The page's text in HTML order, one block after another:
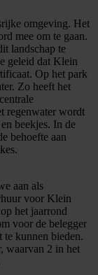
omgeving. Het
mee om te gaan.
landschap te
geleid dat Klein
Op het park
Zo heeft het
regenwater wordt
beekjes. In de
behoefte aan
aan als
voor Klein
het jaarrond
voor de belegger
te kunnen bieden.
waarvan 2 in het